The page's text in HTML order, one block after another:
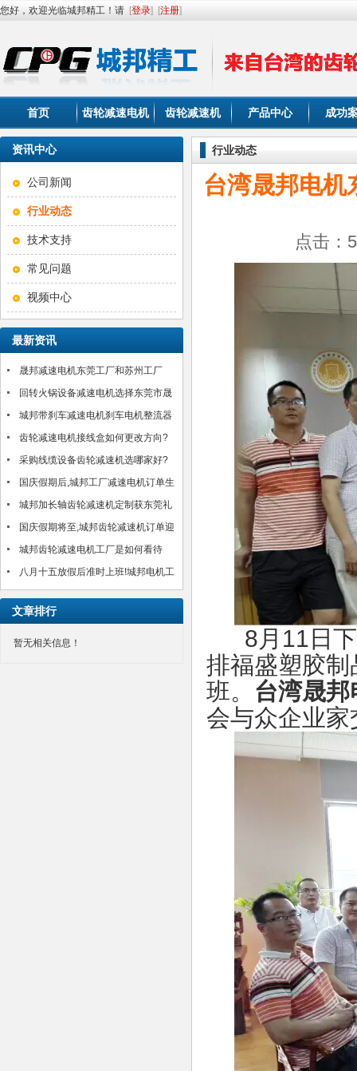
您好，欢迎光临城邦精工！请 [登录] [注册]
首页 齿轮减速电机 齿轮减速机 产品中心 成功
资讯中心
公司新闻
行业动态
技术支持
常见问题
视频中心
最新资讯
晟邦减速电机东莞工厂和苏州工厂
2017年春节放假通知
回转火锅设备减速电机选择东莞市晟
邦机电有限公司?!
城邦带刹车减速电机刹车电机整流器
MH-20TC/MH-25接线方法介绍
齿轮减速电机接线盒如何更改方向?
以台湾城邦CH750-30S为例
采购线缆设备齿轮减速机选哪家好?
城邦25年好品质感动客户!(图)
国庆假期后,城邦工厂减速电机订单生
产交货如期进行,客户满意!
城邦加长轴齿轮减速机定制获东莞礼
品公司肯定!
国庆假期将至,城邦齿轮减速机订单迎
来小高峰!如期安排中!
城邦齿轮减速电机工厂是如何看待
八月十五放假后准时上班!城邦电机工
产交货
文章排行
暂无相关信息！
行业动态
台湾晟邦电机
点击：
8月11日下
排福盛塑胶制
班。 台湾晟邦
会与众企业